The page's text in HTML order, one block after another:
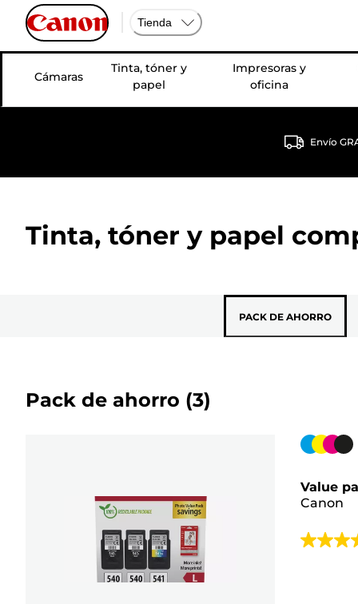
Tienda
Cámaras
Tinta, tóner y
papel
Impresoras y
oficina
Envío
Tinta, tóner y papel
PACK DE AHORRO
Pack de ahorro (3)
Cartucho
color
Value
Canon
4.6